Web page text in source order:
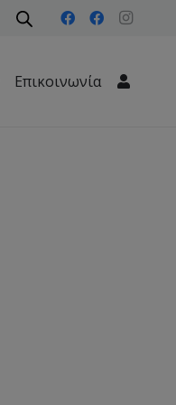
Επικοινωνία